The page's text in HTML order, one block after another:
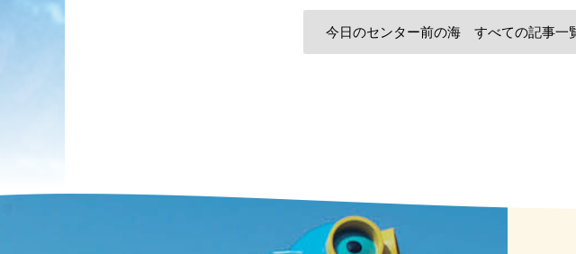
今日のセンター前の海 すべての記事一